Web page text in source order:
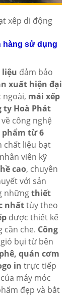
xêp di động
hàng sử dụng
liệu đảm bảo
xuất hiện đại
mái xếp
ty Hoà Phát
công nghệ
phẩm từ 6
chất liệu bạt
viên kỹ
cao, chuyên
với sản
nhữngthiết
nhấttùy theo
được thiết kế
cần che. Công
bụi từ bên
quán cơm
in trực tiếp
máy móc
đẹp và bắt